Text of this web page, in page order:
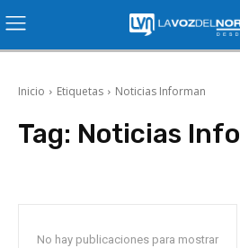
Inicio Etiquetas Noticias Informan
Tag: Noticias
No hay publicaciones para mostrar